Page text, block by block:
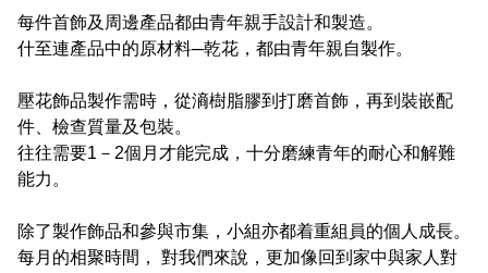
每件首飾及周邊產品都由青年親手設計和製造。
什至連產品中的原材料─乾花，都由青年親自製作。
壓花飾品製作需時，從滳樹脂膠到打磨首飾，再到裝嵌配
件、檢查質量及包裝。
往往需要1－2個月才能完成，十分磨練青年的耐心和解難
能力。
除了製作飾品和參與市集，小組亦都着重組員的個人成長。
每月的相聚時間， 對我們來說，更加像回到家中與家人對